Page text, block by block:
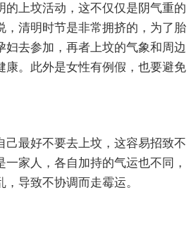
的上坟活动，这不仅仅是阴气重的
，清明时节是非常拥挤的，为了胎
妇去参加，再者上坟的气象和周边
康。此外是女性有例假，也要避免
己最好不要去上坟，这容易招致不
家人，各自加持的气运也不同，
导致不协调而走霉运。